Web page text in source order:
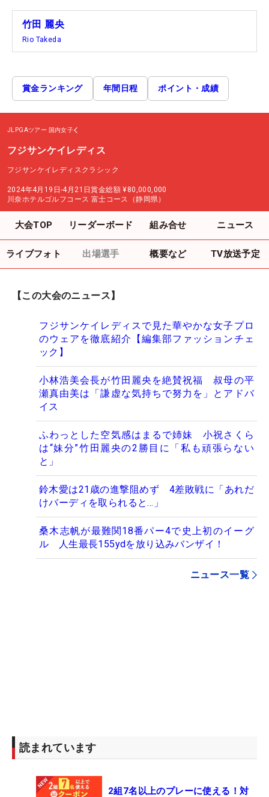
竹田 麗央
Rio Takeda
賞金ランキング 年間日程 ポイント・成績
JLPGAツアー 国内女子
フジサンケイレディス
フジサンケイレディスクラシック
2024年4月19日-4月21日賞金総額 ¥80,000,000
川奈ホテルゴルフコース 富士コース（静岡県）
大会TOP リーダーボード 組み合せ ニュース
ライブフォト 出場選手 概要など TV放送予定
【この大会のニュース】
フジサンケイレディスで見た華やかな女子プロ
のウェアを徹底紹介【編集部ファッションチェ
ック】
小林浩美会長が竹田麗央を絶賛祝福 叔母の平
瀬真由美は「謙虚な気持ちで努力を」とアドバ
イス
ふわっとした空気感はまるで姉妹 小祝さくら
は“妹分”竹田麗央の2勝目に「私も頑張らない
と」
鈴木愛は21歳の進撃阻めず 4差敗戦に「あれだ
けバーディを取られると…」
桑木志帆が最難関18番パー4で史上初のイーグ
ル 人生最長155ydを放り込みバンザイ！
ニュース一覧
読まれています
2組7名以上のプレーに使える！対